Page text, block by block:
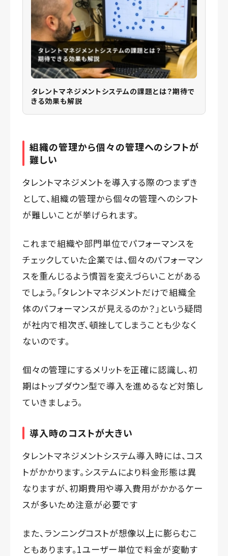
タレントマネジメントシステムの課題とは？期待で
きる効果も解説
組織の管理から個々の管理へのシフトが
難しい
タレントマネジメントを導入する際のつまずき
として、組織の管理から個々の管理へのシフト
が難しいことが挙げられます。
これまで組織や部門単位でパフォーマンスを
チェックしていた企業では、個々のパフォーマン
スを重んじるよう慣習を変えづらいことがある
でしょう。「タレントマネジメントだけで組織全
体のパフォーマンスが見えるのか？」という疑問
が社内で相次ぎ、頓挫してしまうことも少なく
ないのです。
個々の管理にするメリットを正確に認識し、初
期はトップダウン型で導入を進めるなど対策し
ていきましょう。
導入時のコストが大きい
タレントマネジメントシステム導入時には、コス
トがかかります。システムにより料金形態は異
なりますが、初期費用や導入費用がかかるケー
スが多いため注意が必要です
また、ランニングコストが想像以上に膨らむこ
ともあります。1ユーザー単位で料金が変動す